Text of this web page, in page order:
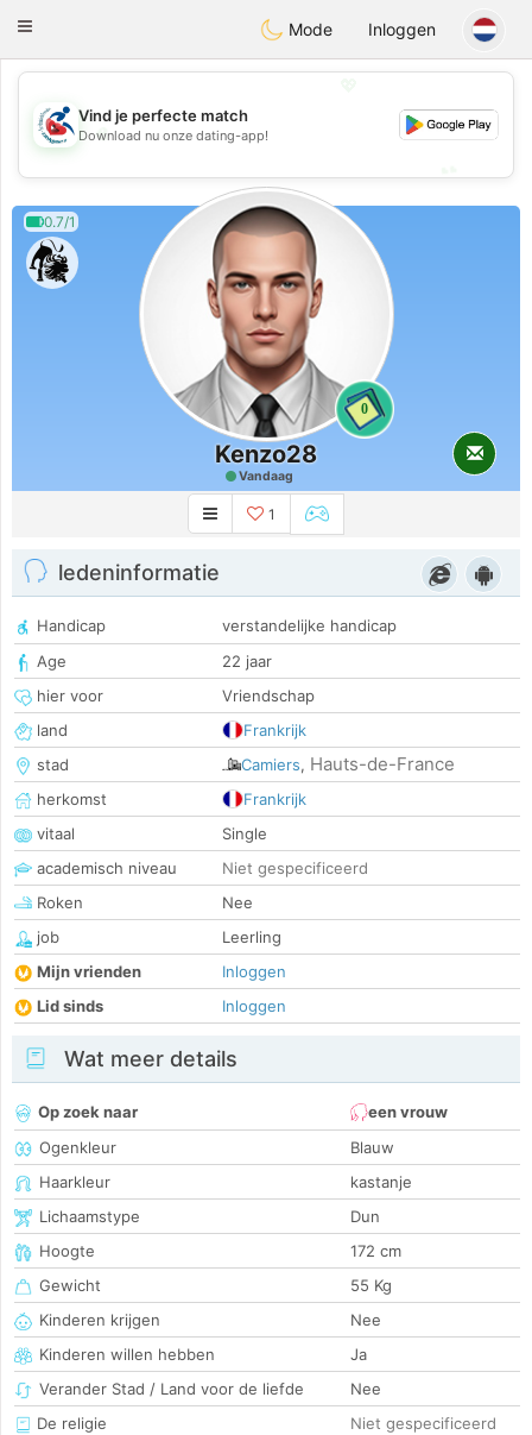
Handi Space
Toggle
Mode Inloggen
💖
💕
Vind je perfecte match
Download nu onze dating-app!
0.7/1
0
Kenzo28
Vandaag
1
ledeninformatie
Handicap
verstandelijke handicap
Age
22 jaar
hier voor
Vriendschap
land
Frankrijk
stad
Camiers, Hauts-de-France
herkomst
Frankrijk
vitaal
Single
academisch niveau
Niet gespecificeerd
Roken
Nee
job
Leerling
Mijn vrienden
Inloggen
Lid sinds
Inloggen
Wat meer details
Op zoek naar
een vrouw
Ogenkleur
Blauw
Haarkleur
kastanje
Lichaamstype
Dun
Hoogte
172 cm
Gewicht
55 Kg
Kinderen krijgen
Nee
Kinderen willen hebben
Ja
Verander Stad / Land voor de liefde
Nee
De religie
Niet gespecificeerd